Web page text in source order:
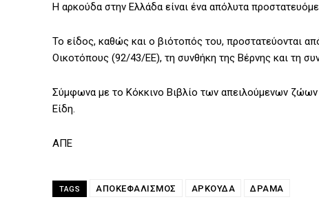
Η αρκούδα στην Ελλάδα είναι ένα απόλυτα
Το είδος, καθώς και ο βιότοπός του, προστατεύονται
Οικοτόπους (92/43/ΕΕ), τη συνθήκη της Βέρνης και τη
Σύμφωνα με το Κόκκινο Βιβλίο των απειλούμενων ζώων
Είδη.
ΑΠΕ
TAGS ΑΠΟΚΕΦΑΛΙΣΜΌΣ ΑΡΚΟΎΔΑ ΔΡΆΜΑ